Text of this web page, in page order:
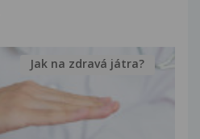
Jak na zdravá játra?